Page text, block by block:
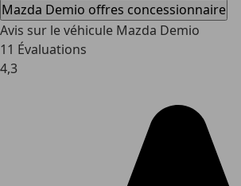
Mazda Demio offres concessionnaire
Avis sur le véhicule Mazda Demio
11 Évaluations
4,3